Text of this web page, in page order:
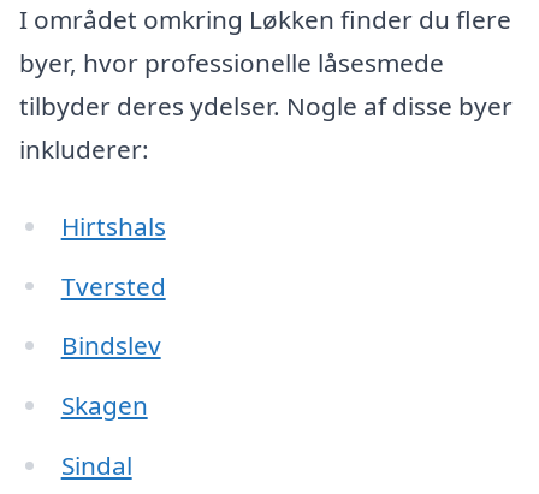
I området omkring Løkken finder du flere
byer, hvor professionelle låsesmede
tilbyder deres ydelser. Nogle af disse byer
inkluderer:
Hirtshals
Tversted
Bindslev
Skagen
Sindal